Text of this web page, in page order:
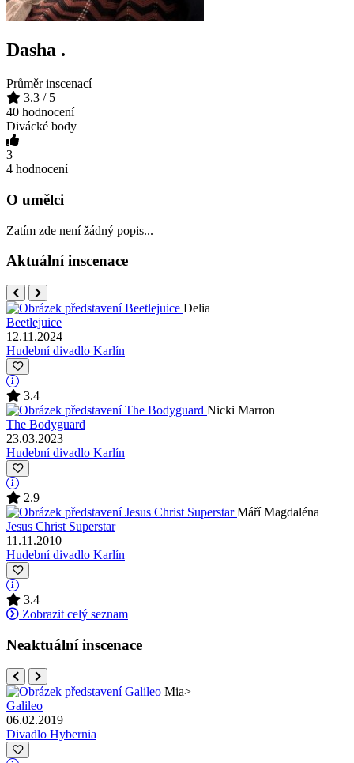
Dasha .
Průměr inscenací
3.3 / 5
40 hodnocení
Divácké body
3
4 hodnocení
O umělci
Zatím zde není žádný popis...
Aktuální inscenace
Delia
Beetlejuice
12.11.2024
Hudební divadlo Karlín
3.4
Nicki Marron
The Bodyguard
23.03.2023
Hudební divadlo Karlín
2.9
Máří Magdaléna
Jesus Christ Superstar
11.11.2010
Hudební divadlo Karlín
3.4
Zobrazit celý seznam
Neaktuální inscenace
Mia>
Galileo
06.02.2019
Divadlo Hybernia